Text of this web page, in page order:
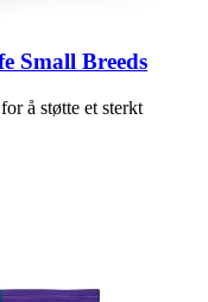
Small Breeds
å støtte et sterkt